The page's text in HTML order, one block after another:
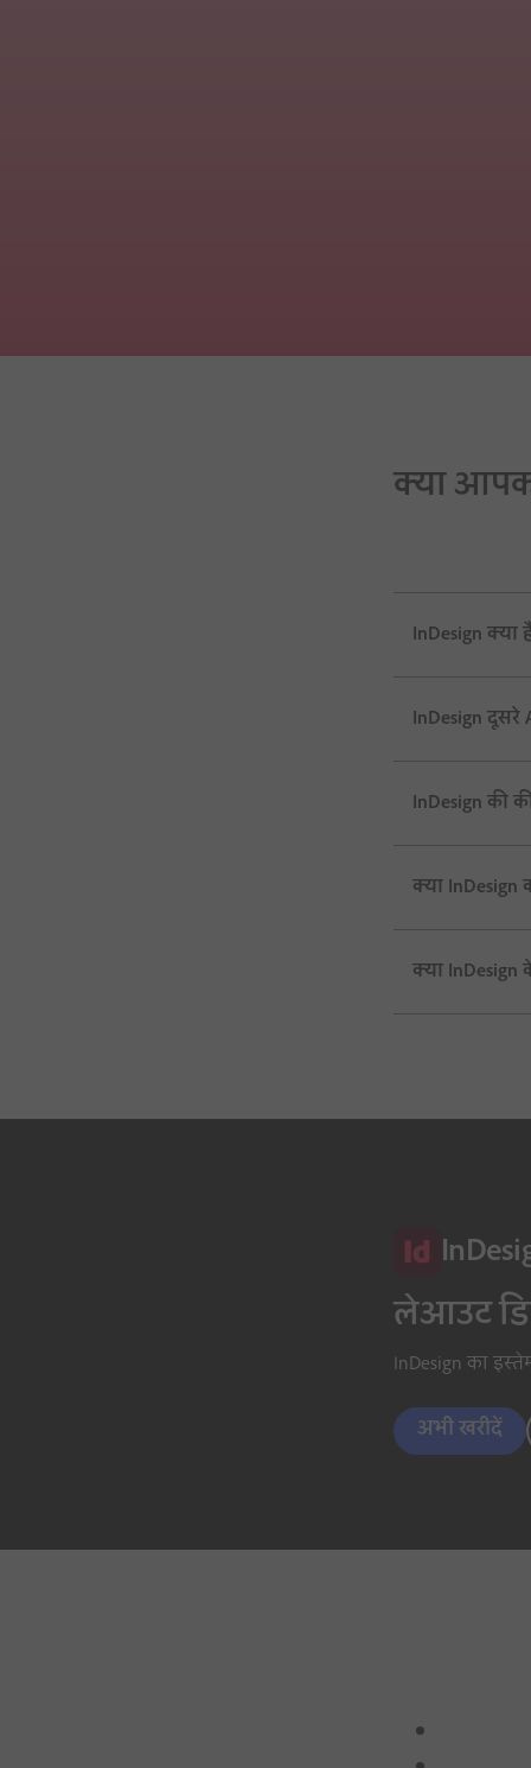
क्या
InDesign क्या
InDesign दूसरे
InDesign की
क्या InDesign
क्या
लेआउट
InDesign का
अभी खरीदें